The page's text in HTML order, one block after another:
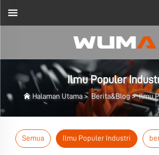
Ilmu Populer
Halaman Utama> Berita&Blog>Ilmu
Semua Ilmu Populer Industri